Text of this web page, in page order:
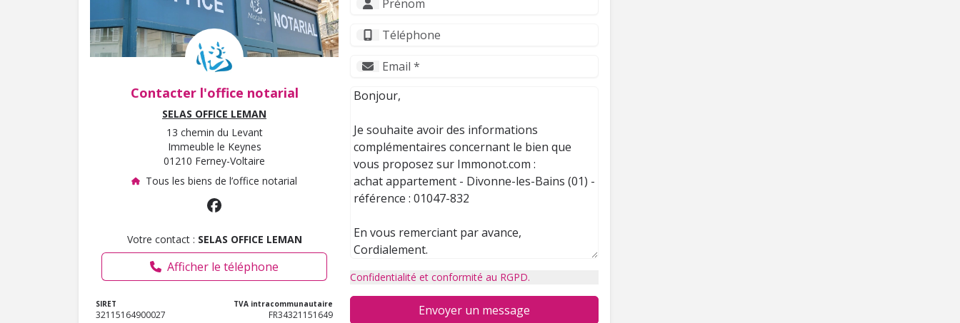
Contacter l'office notarial
SELAS OFFICE LEMAN
13 chemin du Levant
Immeuble le Keynes
01210 Ferney-Voltaire
Tous les biens de l’office notarial
Votre contact : SELAS OFFICE LEMAN
Afficher le téléphone
SIRET
32115164900027
TVA intracommunautaire
FR34321151649
Confidentialité et conformité au RGPD.
Envoyer un message